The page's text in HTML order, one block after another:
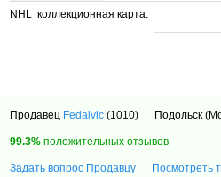
NHL коллекционная карта.
Продавец Fedalvic (1010) Подольск
99.3% положительных отзывов
Задать вопрос Продавцу Посмотреть